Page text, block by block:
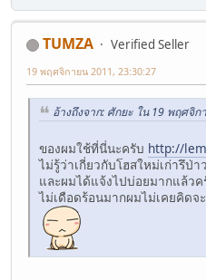
TUMZA
Verified Seller
19 พฤศจิกายน 2011, 23:30:27
อ้างถึงจาก: ศักยะ ใน 19 พฤศจิก
ของผมใช้ที่นี่นะครับ http://
ไม่รู้ว่าเกี่ยวกับโฮสใหม่เก่ารึป่
และผมได้แจ้งไปบ่อยมากแล้วค
ไม่เดือดร้อนมากผมไม่เคยคิดจ